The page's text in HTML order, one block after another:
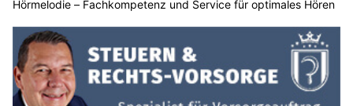
Hörmelodie – Fachkompetenz und Service für optimales Hören